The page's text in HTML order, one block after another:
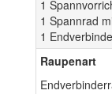
1
1 Spannrad
1
Raupenart